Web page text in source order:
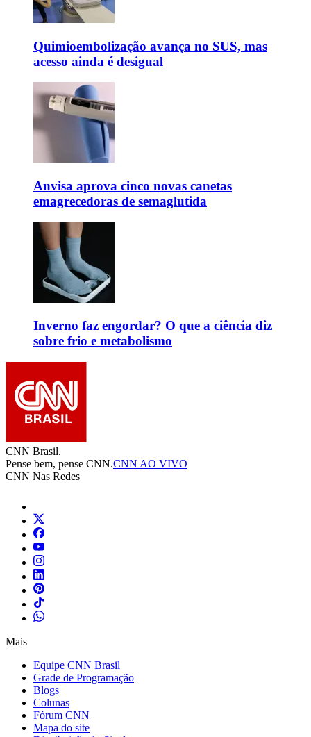
Quimioembolização avança no SUS, mas
acesso ainda é desigual
Anvisa aprova cinco novas canetas
emagrecedoras de semaglutida
Inverno faz engordar? O que a ciência diz
sobre frio e metabolismo
CNN Brasil.
Pense bem, pense CNN.CNN AO VIVO
CNN Nas Redes
Mais
Equipe CNN Brasil
Grade de Programação
Blogs
Colunas
Fórum CNN
Mapa do site